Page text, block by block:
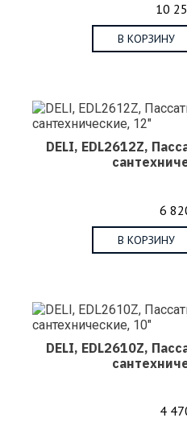
10
В КОРЗИНУ
DELI, EDL2612Z,
6
В КОРЗИНУ
DELI, EDL2610Z,
4